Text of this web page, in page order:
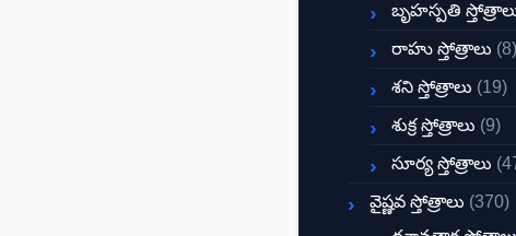
బృహస్పతి
రాహు స్తోత్రాలు (8)
శని స్తోత్రాలు (19)
శుక్ర స్తోత్రాలు (9)
సూర్య స్తోత్రాలు
వైష్ణవ స్తోత్రాలు (370)